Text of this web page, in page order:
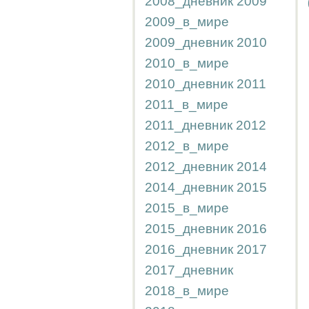
2009_в_мире
2009_дневник 2010
2010_в_мире
2010_дневник 2011
2011_в_мире
2011_дневник 2012
2012_в_мире
2012_дневник 2014
2014_дневник 2015
2015_в_мире
2015_дневник 2016
2016_дневник 2017
2017_дневник
2018_в_мире